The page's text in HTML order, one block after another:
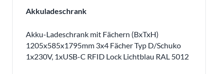
Akkuladeschrank
Akku-Ladeschrank mit Fächern (BxTxH)
1205x585x1795mm 3x4 Fächer Typ D/Schuko
1x230V, 1xUSB-C RFID Lock Lichtblau RAL 5012